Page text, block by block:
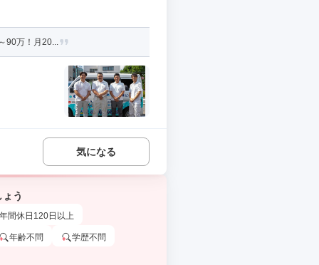
90万！月20...
気になる
う
年間休日120日以上
年齢不問 学歴不問